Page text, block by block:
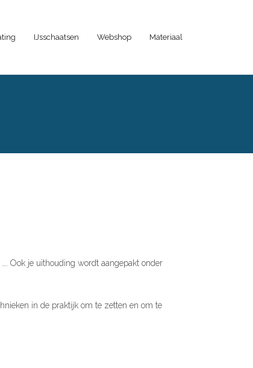
IJsschaatsen Webshop Materiaal
Ook je uithouding wordt aangepakt onder
in de praktijk om te zetten en om te